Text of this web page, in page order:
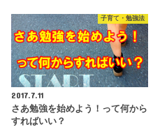
子育て・勉強法
2017.7.11
さあ勉強を始めよう！って何から
すればいい？